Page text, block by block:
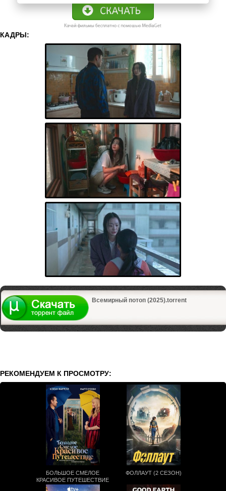
КАДРЫ:
Всемирный потоп (2025).torrent
РЕКОМЕНДУЕМ К ПРОСМОТРУ:
БОЛЬШОЕ СМЕЛОЕ
КРАСИВОЕ ПУТЕШЕСТВИЕ
(2025)
ФОЛЛАУТ (2 СЕЗОН)